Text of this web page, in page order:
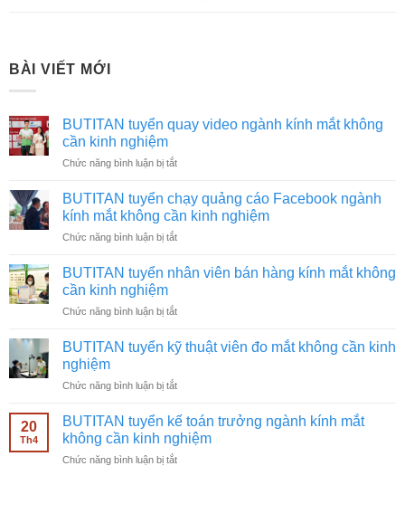
BÀI VIẾT MỚI
BUTITAN tuyển quay video ngành kính mắt không
cần kinh nghiệm
Chức năng bình luận bị tắtở
tuyển
quay
video
ngành
mắt
kinh
BUTITAN tuyển chạy quảng cáo Facebook ngành
kính mắt không cần kinh nghiệm
Chức năng bình luận bị tắtở
tuyển
cáo
ngành
không
kinh
nghiệm
BUTITAN tuyển nhân viên bán hàng kính mắt không
cần kinh nghiệm
Chức năng bình luận bị tắtở
tuyển
nhân
bán
kính
mắt
không
cần
BUTITAN tuyển kỹ thuật viên đo mắt không cần kinh
nghiệm
Chức năng bình luận bị tắtở
tuyển
kỹ
thuật
viên
20
Th4
BUTITAN tuyển kế toán trưởng ngành kính mắt
không cần kinh nghiệm
Chức năng bình luận bị tắtở